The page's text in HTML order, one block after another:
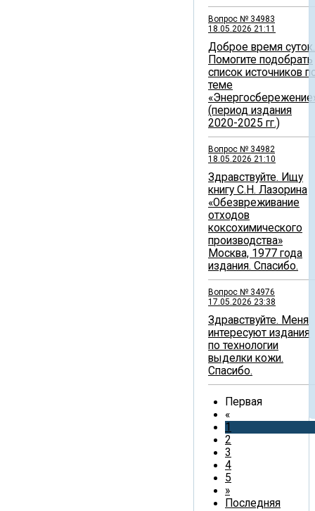
Вопрос № 34983
18.05.2026 21:11
Доброе время суток.
Помогите подобрать
список источников
теме
(период издания
2020-2025 гг.)
Вопрос № 34982
18.05.2026 21:10
Здравствуйте. Ищу
книгу С.Н. Лазорина
«Обезвреживание
отходов
коксохимического
производства»
Москва, 1977 года
издания. Спасибо.
Вопрос № 34976
17.05.2026 23:38
Здравствуйте. Меня
интересуют издания
по технологии
выделки кожи.
Спасибо.
Первая
«
1
2
3
4
5
»
Последняя